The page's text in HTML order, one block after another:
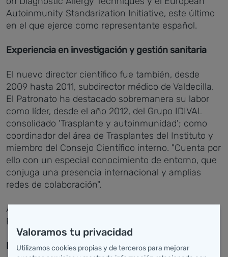
Autoinmunity Standarization Initiative, este último
en el que ejerce como representante español.
Experiencia en investigación y gestión sanitaria
El nuevo director científico fue también, desde
2009 hasta 2011, subdirector médico de Valdecilla.
El Patronato ha destacado sobremanera su labor
como líder, desde el año 2012, del Grupo IDIVAL
consolidado 'Trasplante y autoinmunidad'; como
coordinador del área de Trasplantes del Instituto y
miembro del Consejo Científico interno. "Cuenta por
ello con un especial conocimiento de entorno, que
conjuga una presencia internacional y amplias
redes de colaboración".
Actualmente es Presidente de la Sociedad
Española de Inmunología.
Dirección, planificación y liderazgo científico
Valoramos tu privacidad
Utilizamos cookies propias y de terceros para mejorar